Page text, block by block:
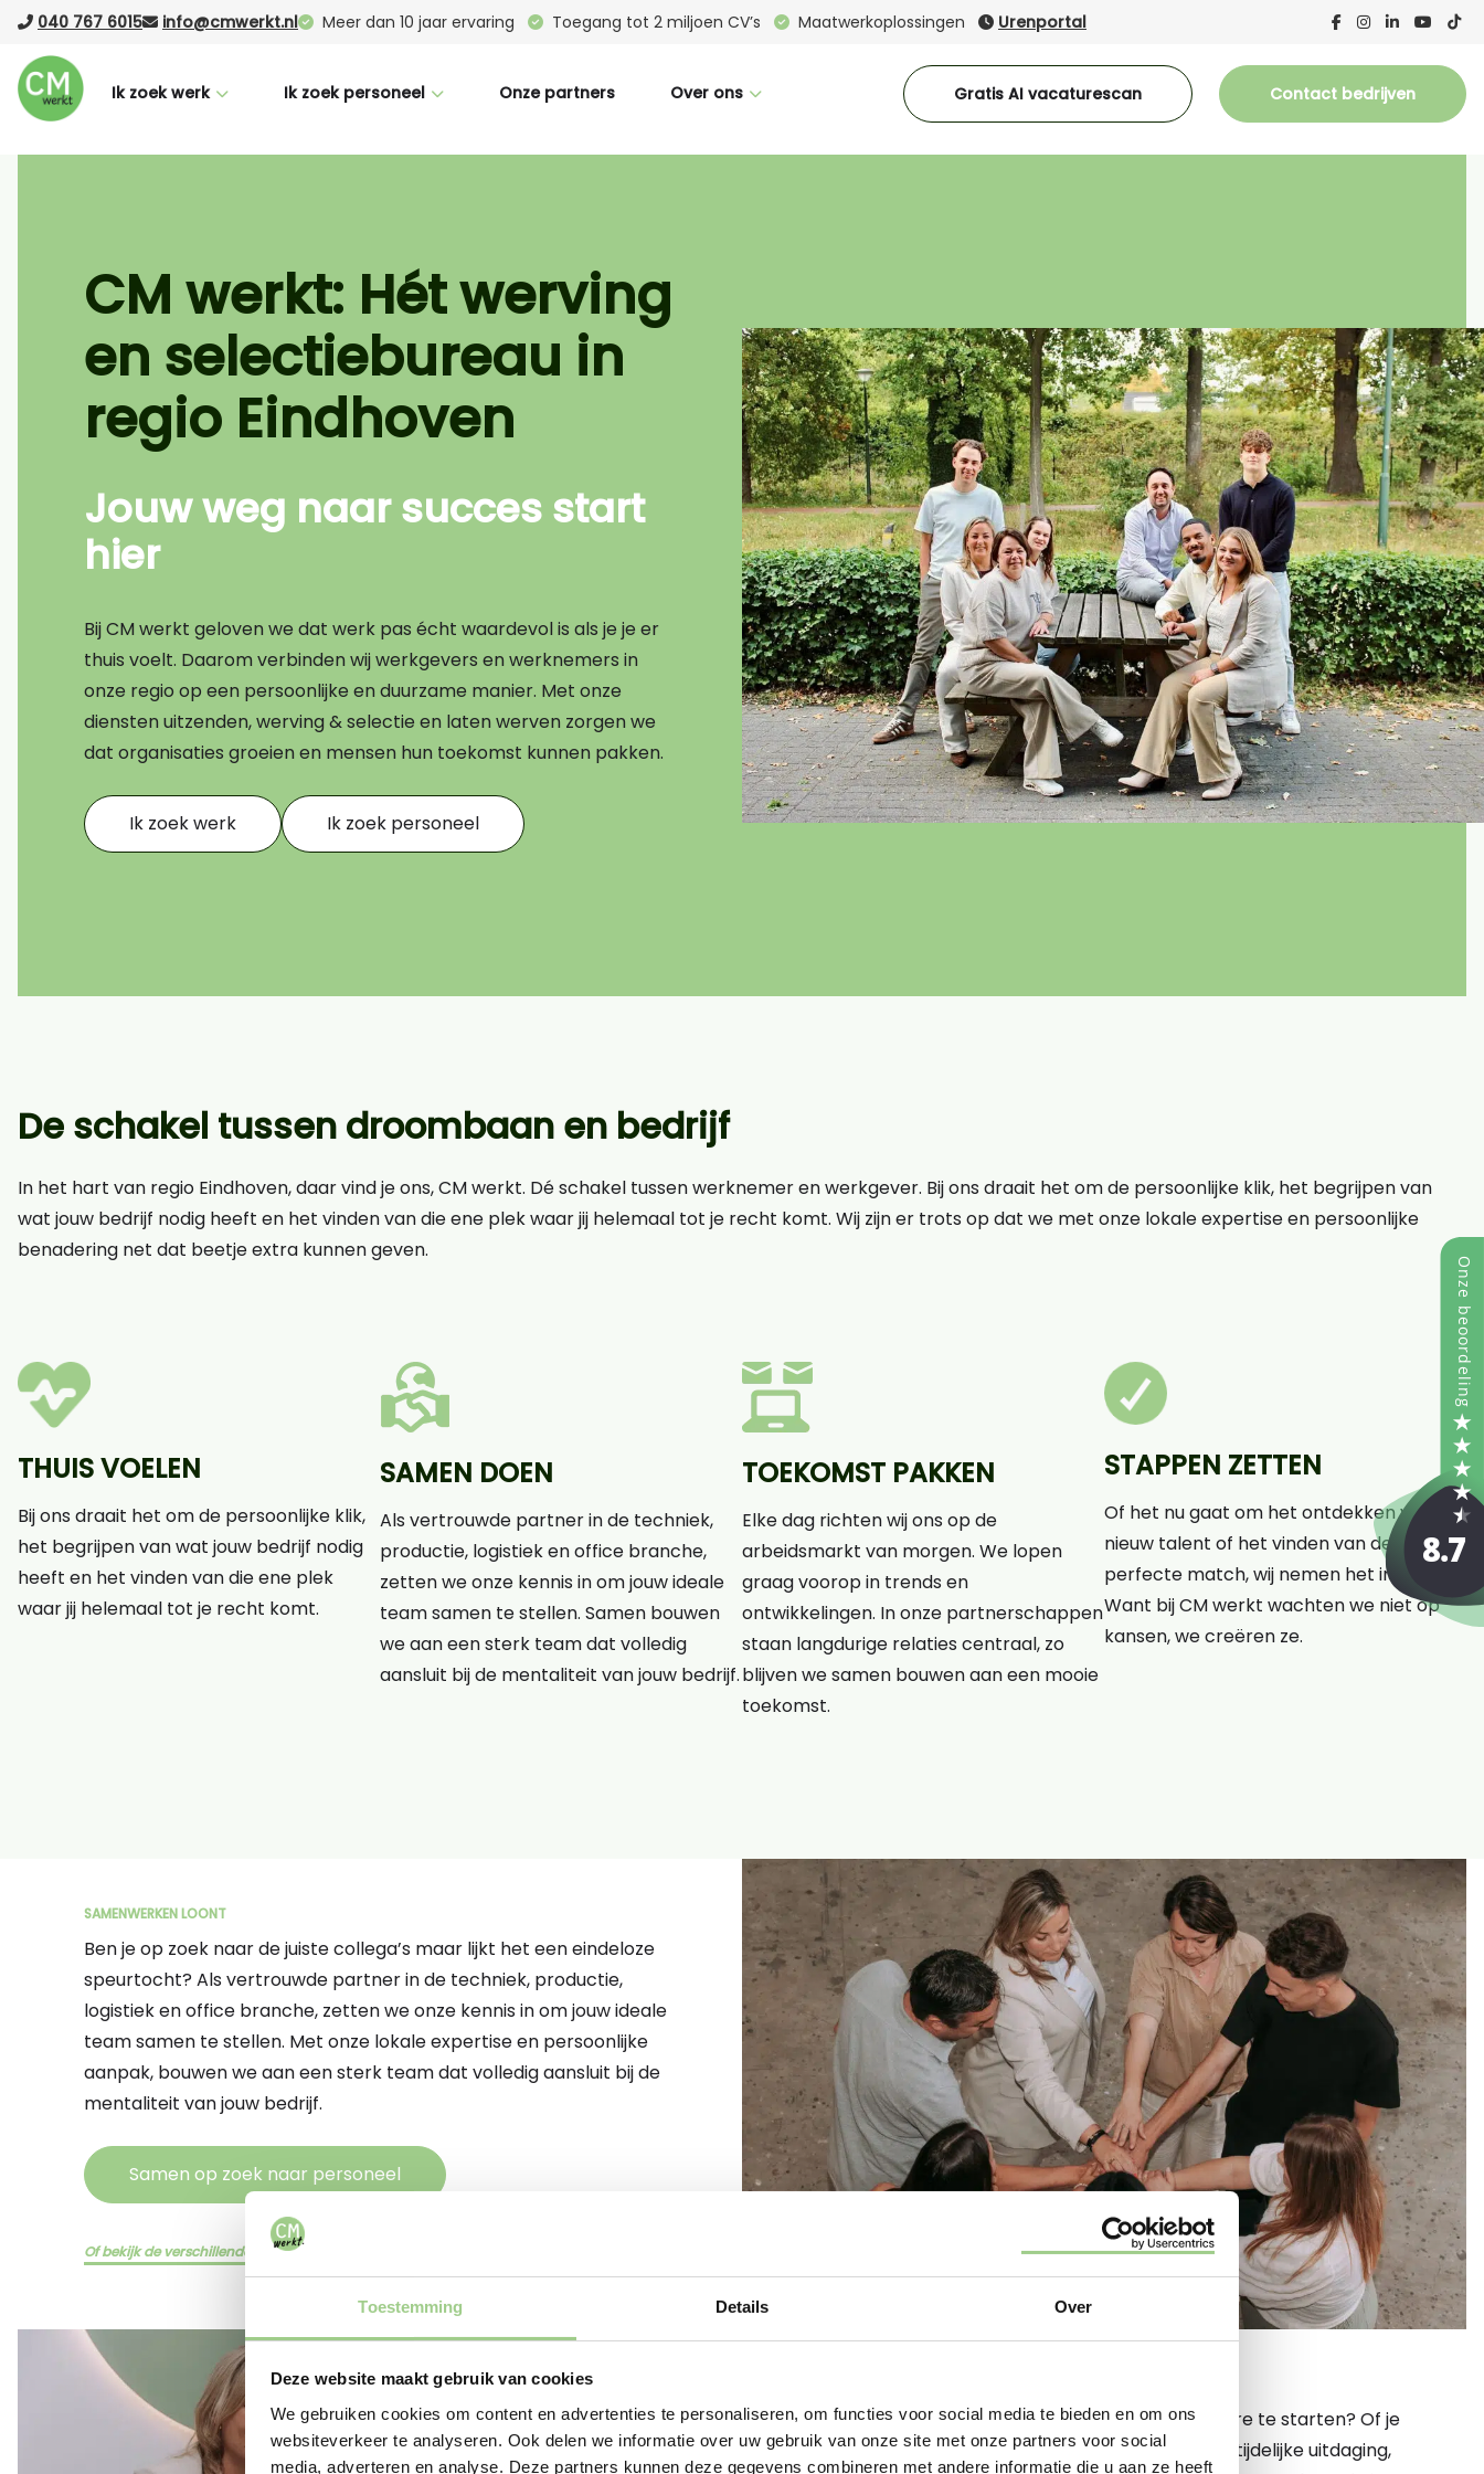
Toestemming Details Over
Deze website maakt gebruik van cookies
We gebruiken cookies om content en advertenties te personaliseren, om functies voor social media te bieden en om ons
websiteverkeer te analyseren. Ook delen we informatie over uw gebruik van onze site met onze partners voor social
media, adverteren en analyse. Deze partners kunnen deze gegevens combineren met andere informatie die u aan ze heeft
040 767 6015 info@cmwerkt.nl Meer dan 10 jaar ervaring Toegang tot 2 miljoen CV’s Maatwerkoplossingen Urenportal
Ik zoek werk
Voor werknemers
Nederlandse taalcursus
Logistiek
Office
Bouw
Transport
AI CV scan
Ik zoek personeel
Voor werkgevers
Vacature Boost
Uitzenden
Onze partners Over ons
Wie zijn wij
Downloads
Gratis AI vacaturescan Contact bedrijven
CM werkt: Hét werving
en selectiebureau in
regio Eindhoven
Jouw weg naar succes start
hier
Bij CM werkt geloven we dat werk pas écht waardevol is als je je er
thuis voelt. Daarom verbinden wij werkgevers en werknemers in
onze regio op een persoonlijke en duurzame manier. Met onze
diensten uitzenden, werving & selectie en laten werven zorgen we
dat organisaties groeien en mensen hun toekomst kunnen pakken.
Ik zoek werk Ik zoek personeel
De schakel tussen droombaan en bedrijf
In het hart van regio Eindhoven, daar vind je ons, CM werkt. Dé schakel tussen werknemer en werkgever. Bij ons draait het om de persoonlijke klik, het begrijpen van
wat jouw bedrijf nodig heeft en het vinden van die ene plek waar jij helemaal tot je recht komt. Wij zijn er trots op dat we met onze lokale expertise en persoonlijke
benadering net dat beetje extra kunnen geven.
THUIS VOELEN
Bij ons draait het om de persoonlijke klik,
het begrijpen van wat jouw bedrijf nodig
heeft en het vinden van die ene plek
waar jij helemaal tot je recht komt.
SAMEN DOEN
Als vertrouwde partner in de techniek,
productie, logistiek en office branche,
zetten we onze kennis in om jouw ideale
team samen te stellen. Samen bouwen
we aan een sterk team dat volledig
aansluit bij de mentaliteit van jouw bedrijf.
TOEKOMST PAKKEN
Elke dag richten wij ons op de
arbeidsmarkt van morgen. We lopen
graag voorop in trends en
ontwikkelingen. In onze partnerschappen
staan langdurige relaties centraal, zo
blijven we samen bouwen aan een mooie
toekomst.
STAPPEN ZETTEN
Of het nu gaat om het ontdekken van
nieuw talent of het vinden van de
perfecte match, wij nemen het initiatief.
Want bij CM werkt wachten we niet op
kansen, we creëren ze.
SAMENWERKEN LOONT
Ben je op zoek naar de juiste collega’s maar lijkt het een eindeloze
speurtocht? Als vertrouwde partner in de techniek, productie,
logistiek en office branche, zetten we onze kennis in om jouw ideale
team samen te stellen. Met onze lokale expertise en persoonlijke
aanpak, bouwen we aan een sterk team dat volledig aansluit bij de
mentaliteit van jouw bedrijf.
Samen op zoek naar personeel
Of bekijk de verschillende diensten hier
Sta je op het punt om een nieuwe fase in je carrière te starten? Of je
nu op zoek bent naar een vaste baan of juist een tijdelijke uitdaging,